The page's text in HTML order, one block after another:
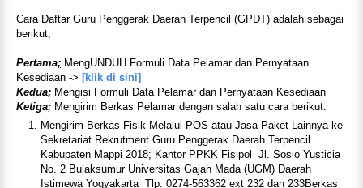
Cara Daftar Guru Penggerak Daerah Terpencil (GPDT) adalah sebagai
berikut;
Pertama; MengUNDUH Formuli Data Pelamar dan Pernyataan
Kesediaan -> [klik di sini]
Kedua; Mengisi Formuli Data Pelamar dan Pernyataan Kesediaan
Ketiga; Mengirim Berkas Pelamar dengan salah satu cara berikut:
Mengirim Berkas Fisik Melalui POS atau Jasa Paket Lainnya ke
Sekretariat Rekrutment Guru Penggerak Daerah Terpencil
Kabupaten Mappi 2018; Kantor PPKK Fisipol Jl. Sosio Yusticia
No. 2 Bulaksumur Universitas Gajah Mada (UGM) Daerah
Istimewa Yogyakarta Tlp. 0274-563362 ext 232 dan 233Berkas